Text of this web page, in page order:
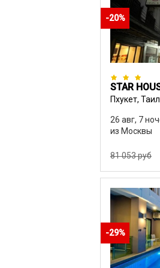
-20%
STAR
Пхукет,
26 авг, 7
из Москвы
81 053 руб
-29%